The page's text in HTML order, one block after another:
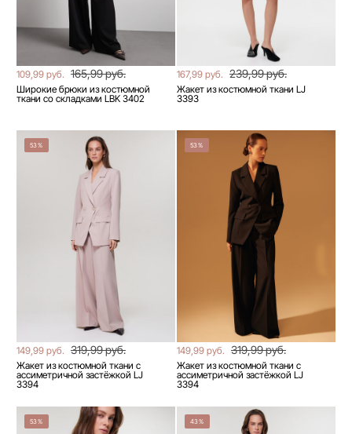
109,99 руб. 165,99 руб.
Широкие брюки из костюмной
ткани со складками LBK 3402
167,99 руб. 239,99 руб.
Жакет из костюмной ткани LJ
3393
53%
149,99 руб. 319,99 руб.
Жакет из костюмной ткани с
ассиметричной застёжкой LJ
3394
53%
149,99 руб. 319,99 руб.
Жакет из костюмной ткани с
ассиметричной застёжкой LJ
3394
53% 43%